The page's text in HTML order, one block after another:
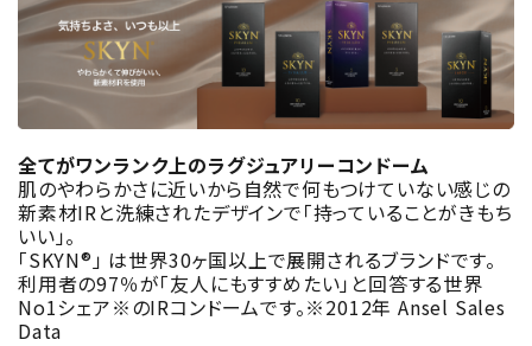
全てがワンランク上のラグジュアリーコンドーム
肌のやわらかさに近いから自然で何もつけていない感じの
新素材IRと洗練されたデザインで「持っていることがきもち
いい」。
「SKYN®」 は世界30ヶ国以上で展開されるブランドです。
利用者の97％が「友人にもすすめたい」と回答する世界
No1シェア※のIRコンドームです。※2012年 Ansel Sales
Data